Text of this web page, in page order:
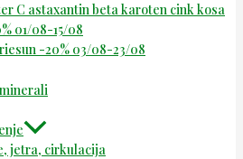
C astaxantin beta karoten cink kosa
01/08-15/08
-20% 03/08-23/08
jetra, cirkulacija